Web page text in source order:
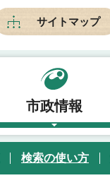
サイトマップ
市政情報
検索の使い方